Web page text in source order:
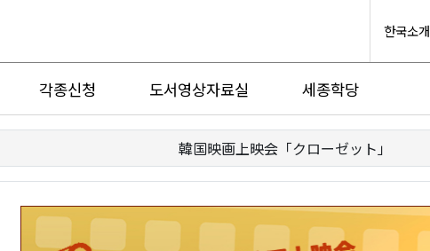
한국소개
각종신청 도서영상자료실 세종학당
韓国映画上映会「クローゼット」